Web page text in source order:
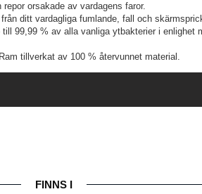
orsakade av vardagens faror.
ditt vardagliga fumlande, fall och
99,99 % av alla vanliga ytbakterier i enlighet
tillverkat av 100 % återvunnet material.
Trådlös
FINNS I